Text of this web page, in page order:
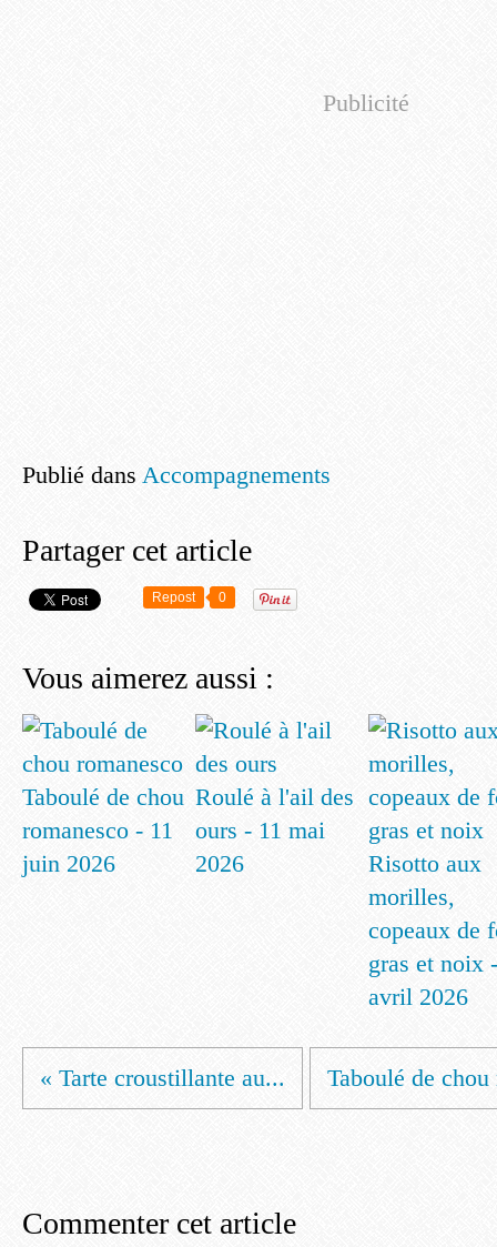
Publicité
Publié dans Accompagnements
Partager cet article
Repost 0
Vous aimerez aussi :
Taboulé de chou
romanesco - 11
juin 2026
Roulé à l'ail des
ours - 11 mai
2026
Risotto aux
morilles,
copeaux de
gras et noix
avril 2026
« Tarte croustillante au... Taboulé de
Commenter cet article